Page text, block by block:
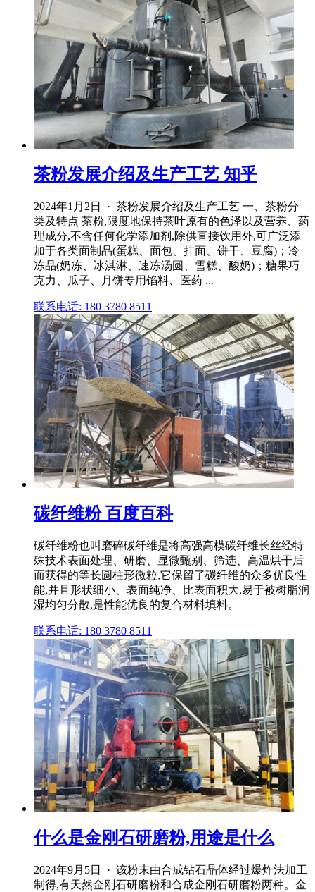
茶粉发展介绍及生产工艺 知乎
2024年1月2日 · 茶粉发展介绍及生产工艺 一、茶粉分
类及特点 茶粉,限度地保持茶叶原有的色泽以及营养、药
理成分,不含任何化学添加剂,除供直接饮用外,可广泛添
加于各类面制品(蛋糕、面包、挂面、饼干、豆腐)；冷
冻品(奶冻、冰淇淋、速冻汤圆、雪糕、酸奶)；糖果巧
克力、瓜子、月饼专用馅料、医药 ...
联系电话: 180 3780 8511
碳纤维粉 百度百科
碳纤维粉也叫磨碎碳纤维是将高强高模碳纤维长丝经特
殊技术表面处理、研磨、显微甄别、筛选、高温烘干后
而获得的等长圆柱形微粒,它保留了碳纤维的众多优良性
能,并且形状细小、表面纯净、比表面积大,易于被树脂润
湿均匀分散,是性能优良的复合材料填料。
联系电话: 180 3780 8511
什么是金刚石研磨粉,用途是什么
2024年9月5日 · 该粉末由合成钻石晶体经过爆炸法加工
制得,有天然金刚石研磨粉和合成金刚石研磨粉两种。金